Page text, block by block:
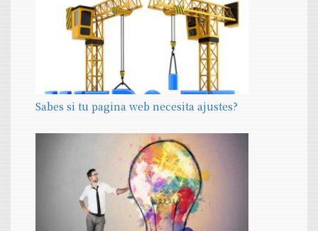
Sabes si tu pagina web necesita ajustes?